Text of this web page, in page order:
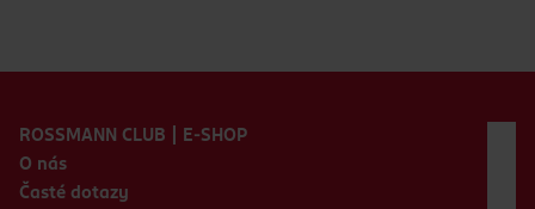
ROSSMANN CLUB | E-SHOP
O nás
Časté dotazy